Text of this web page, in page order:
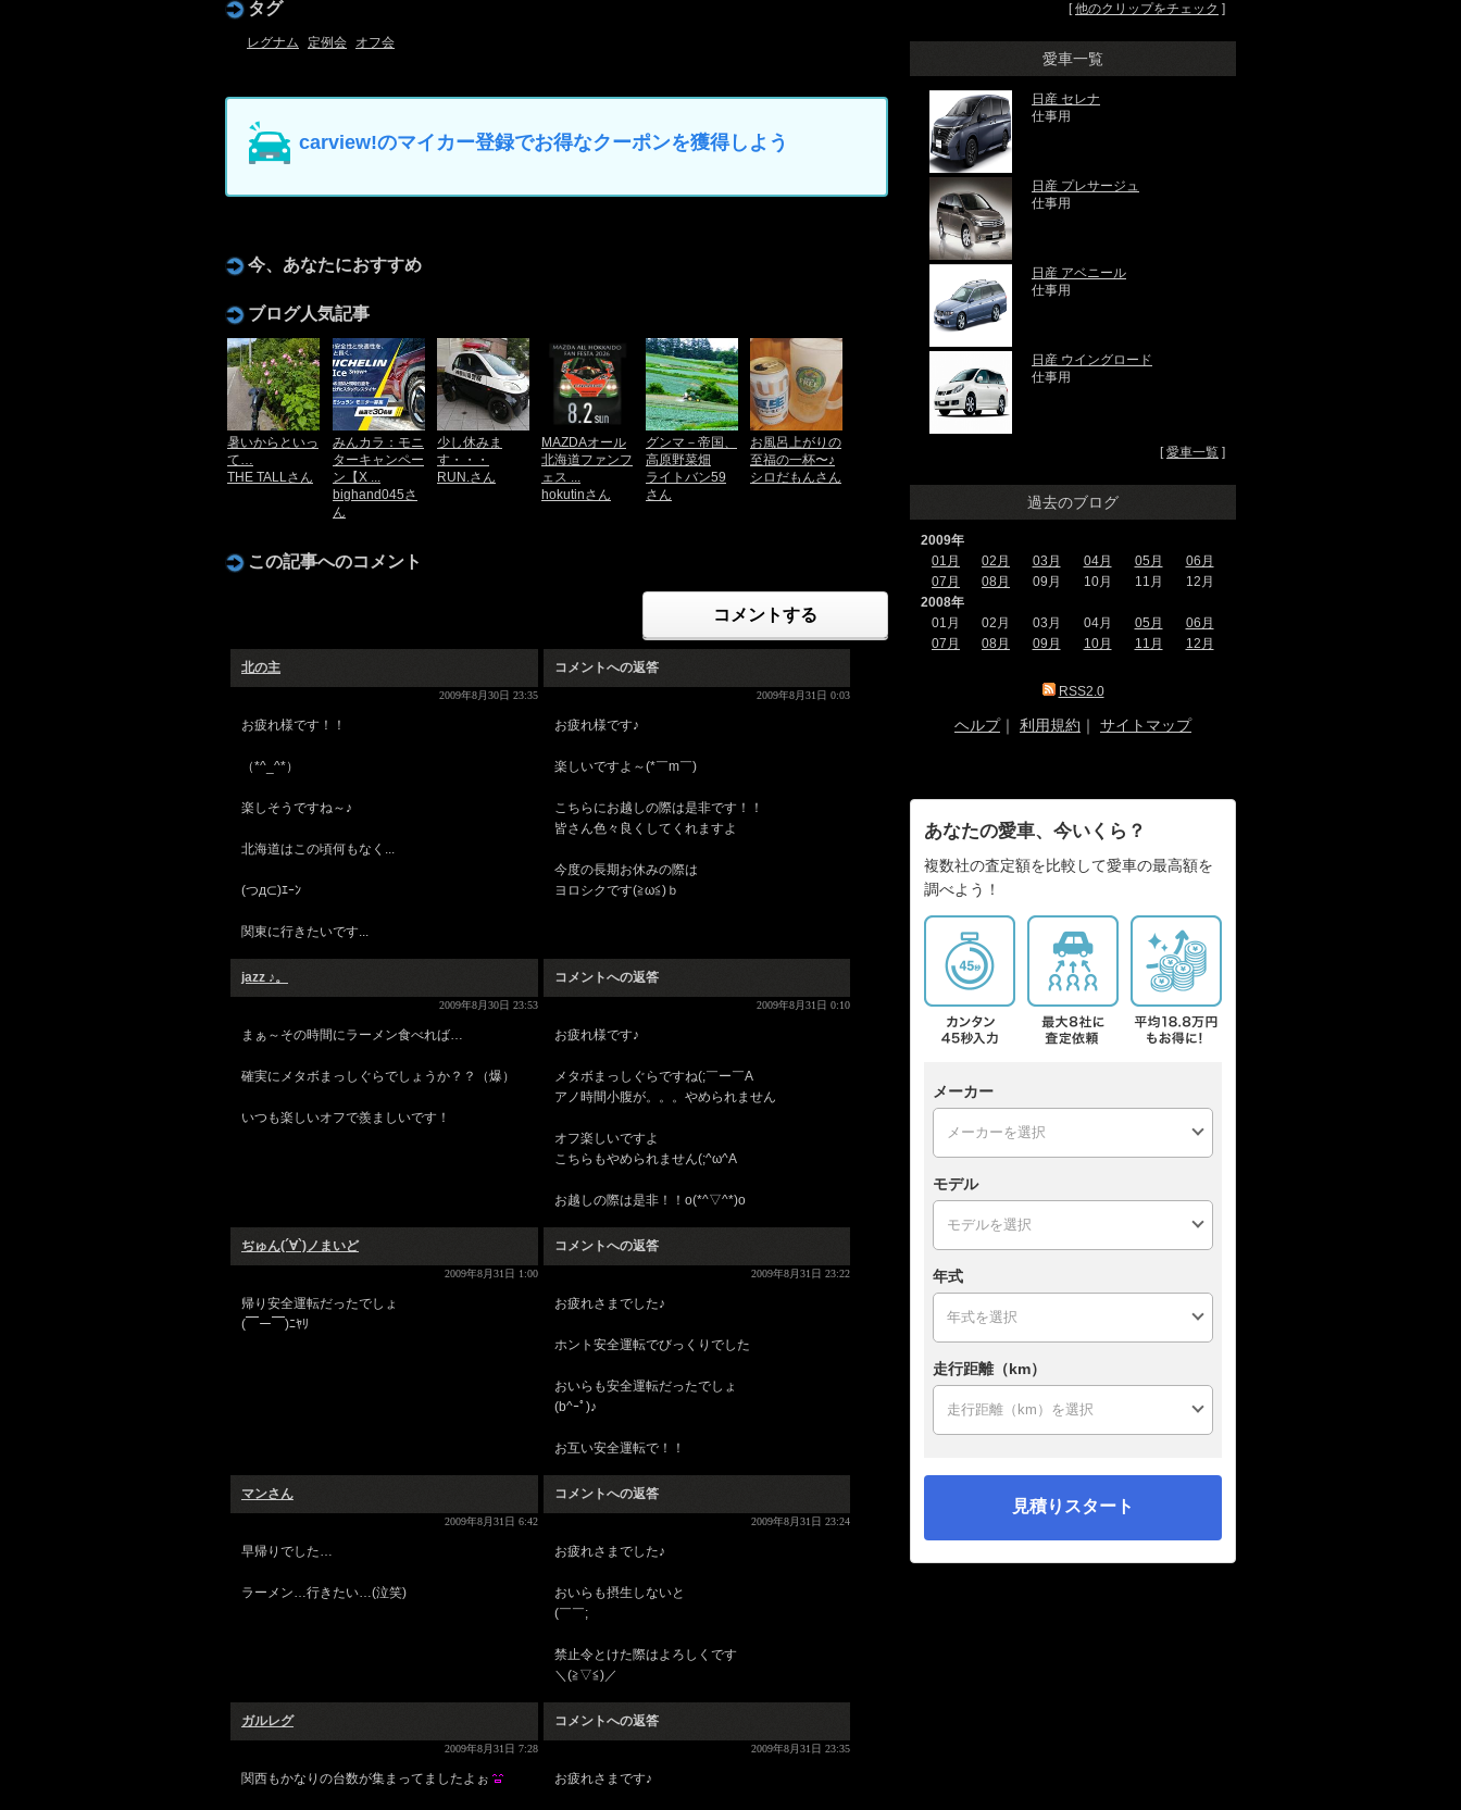
タグ
レグナム 定例会 オフ会
carview!のマイカー登録でお得なクーポンを獲得しよう
今、あなたにおすすめ
ブログ人気記事
暑いからといっ
て…
THE TALLさん
みんカラ：モニ
ターキャンペー
ン【X ...
bighand045さ
ん
少し休みま
す・・・
RUN.さん
MAZDAオール
北海道ファンフ
ェス ...
hokutinさん
グンマ－帝国、
高原野菜畑
ライトバン59
さん
お風呂上がりの
至福の一杯〜♪
シロだもんさん
この記事へのコメント
コメントする
北の主
2009年8月30日 23:35
お疲れ様です！！
（*^_^*）
楽しそうですね～♪
北海道はこの頃何もなく...
(つд⊂)ｴｰﾝ
関東に行きたいです...
コメントへの返答
2009年8月31日 0:03
お疲れ様です♪
楽しいですよ～(*￣m￣)
こちらにお越しの際は是非です！！
皆さん色々良くしてくれますよ
今度の長期お休みの際は
ヨロシクです(≧ω≦)ｂ
jazz ♪。
2009年8月30日 23:53
まぁ～その時間にラーメン食べれば…
確実にメタボまっしぐらでしょうか？？（爆）
いつも楽しいオフで羨ましいです！
コメントへの返答
2009年8月31日 0:10
お疲れ様です♪
メタボまっしぐらですね(;￣ー￣A
アノ時間小腹が。。。やめられません
オフ楽しいですよ
こちらもやめられません(;^ω^A
お越しの際は是非！！o(*^▽^*)o
ぢゅん(´∀`)ノまいど
2009年8月31日 1:00
帰り安全運転だったでしょ
(￣ー￣)ﾆﾔﾘ
コメントへの返答
2009年8月31日 23:22
お疲れさまでした♪
ホント安全運転でびっくりでした
おいらも安全運転だったでしょ
(b^ｰﾟ)♪
お互い安全運転で！！
マンさん
2009年8月31日 6:42
早帰りでした…
ラーメン…行きたい…(泣笑)
コメントへの返答
2009年8月31日 23:24
お疲れさまでした♪
おいらも摂生しないと
(￣￣;
禁止令とけた際はよろしくです
＼(≧▽≦)／
ガルレグ
2009年8月31日 7:28
関西もかなりの台数が集まってましたよぉ
コメントへの返答
2009年8月31日 23:35
お疲れさまです♪
[他のクリップをチェック ]
愛車一覧
日産 セレナ
仕事用
日産 プレサージュ
仕事用
日産 アベニール
仕事用
日産 ウイングロード
仕事用
[愛車一覧 ]
過去のブログ
2009年
01月
02月 03月 04月 05月
06月
07月
08月 09月 10月 11月
12月
2008年
01月
02月 03月 04月 05月
06月
07月
08月 09月 10月 11月 12月
RSS2.0
ヘルプ｜ 利用規約 ｜ サイトマップ
あなたの愛車、今いくら？
複数社の査定額を比較して愛車の最高額を
調べよう！
メーカー
モデル
年式
走行距離（km）
見積りスタート